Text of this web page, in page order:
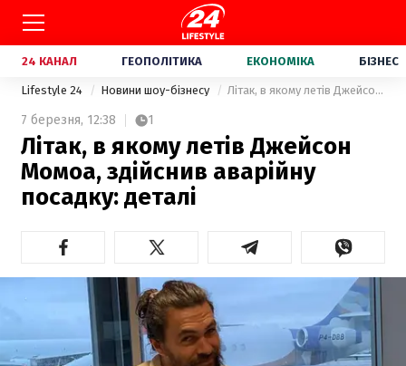
24 КАНАЛ ГЕОПОЛІТИКА ЕКОНОМІКА БІЗНЕС
Lifestyle 24 Новини шоу-бізнесу Літак, в якому летів Джейсон Момоа, здійснив аварійну посадку: деталі
7 березня, 12:38 1
Літак, в якому летів Джейсон
Момоа, здійснив аварійну
посадку: деталі